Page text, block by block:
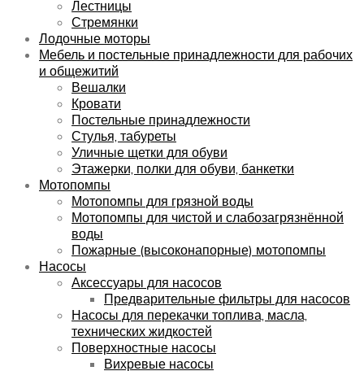
Лестницы
Стремянки
Лодочные моторы
Мебель и постельные принадлежности для рабочих
и общежитий
Вешалки
Кровати
Постельные принадлежности
Стулья, табуреты
Уличные щетки для обуви
Этажерки, полки для обуви, банкетки
Мотопомпы
Мотопомпы для грязной воды
Мотопомпы для чистой и слабозагрязнённой
воды
Пожарные (высоконапорные) мотопомпы
Насосы
Аксессуары для насосов
Предварительные фильтры для насосов
Насосы для перекачки топлива, масла,
технических жидкостей
Поверхностные насосы
Вихревые насосы